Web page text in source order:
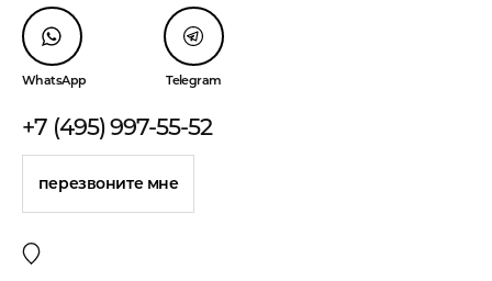
WhatsApp Telegram
+7 (495) 997-55-52
перезвоните мне